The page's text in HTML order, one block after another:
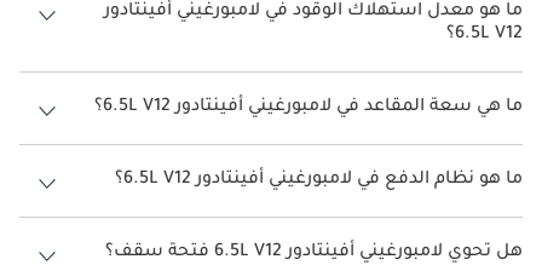
ما هو معدل استهلاك الوقود في لامبورغيني أفينتادور
6.5L V12؟
يبلغ معدل استهلاك الوقود المقترح من الشركة المصنعة لسيارة
لامبورغيني أفينتادور 2026 من 5 كم/ليتر - 6 كم/ليتر.
ما هي سعة المقاعد في لامبورغيني أفينتادور 6.5L V12؟
تتسع لامبورغيني أفينتادور 6.5L V12 لأ 2 أشخاص.
ما هو نظام الدفع في لامبورغيني أفينتادور 6.5L V12؟
نظام الدفع في لامبورغيني أفينتادور All Wheel Drive 6.5L V12.
هل تحوي لامبورغيني أفينتادور 6.5L V12 فتحة سقف؟